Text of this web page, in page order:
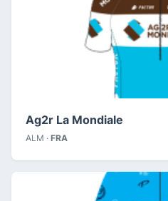
Ag2r La Mondiale
ALM · FRA